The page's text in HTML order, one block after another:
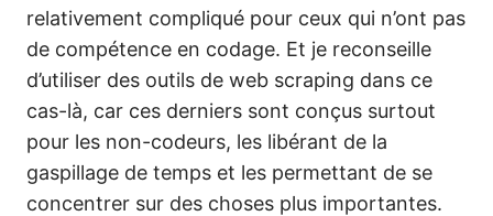
relativement compliqué pour ceux qui n’ont pas
de compétence en codage. Et je reconseille
d’utiliser des outils de web scraping dans ce
cas-là, car ces derniers sont conçus surtout
pour les non-codeurs, les libérant de la
gaspillage de temps et les permettant de se
concentrer sur des choses plus importantes.